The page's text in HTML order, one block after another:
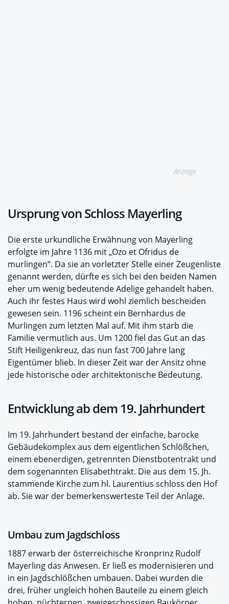
Anzeige
Ursprung von Schloss Mayerling
Die erste urkundliche Erwähnung von Mayerling
erfolgte im Jahre 1136 mit „Ozo et Ofridus de
murlingen“. Da sie an vorletzter Stelle einer Zeugenliste
genannt werden, dürfte es sich bei den beiden Namen
eher um wenig bedeutende Adelige gehandelt haben.
Auch ihr festes Haus wird wohl ziemlich bescheiden
gewesen sein. 1196 scheint ein Bernhardus de
Murlingen zum letzten Mal auf. Mit ihm starb die
Familie vermutlich aus. Um 1200 fiel das Gut an das
Stift Heiligenkreuz, das nun fast 700 Jahre lang
Eigentümer blieb. In dieser Zeit war der Ansitz ohne
jede historische oder architektonische Bedeutung.
Entwicklung ab dem 19. Jahrhundert
Im 19. Jahrhundert bestand der einfache, barocke
Gebäudekomplex aus dem eigentlichen Schlößchen,
einem ebenerdigen, getrennten Dienstbotentrakt und
dem sogenannten Elisabethtrakt. Die aus dem 15. Jh.
stammende Kirche zum hl. Laurentius schloss den Hof
ab. Sie war der bemerkenswerteste Teil der Anlage.
Umbau zum Jagdschloss
1887 erwarb der österreichische Kronprinz Rudolf
Mayerling das Anwesen. Er ließ es modernisieren und
in ein Jagdschlößchen umbauen. Dabei wurden die
drei, früher ungleich hohen Bauteile zu einem gleich